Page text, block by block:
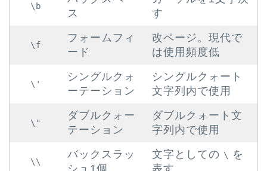
\b
ス
す
\f
フォームフィ
ード
改ページ。現代で
は使用頻度低
\'
シングルクォ
ーテーション
シングルクォート
文字列内で使用
\"
ダブルクォー
テーション
ダブルクォート文
字列内で使用
\\
バックスラッ
文字としての \
を